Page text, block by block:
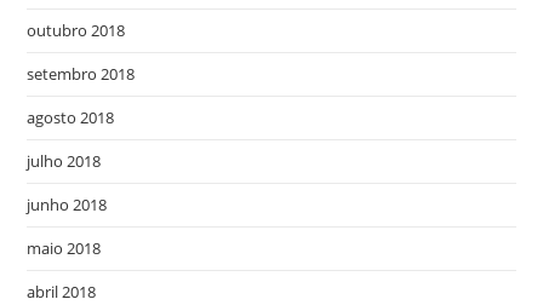
outubro 2018
setembro 2018
agosto 2018
julho 2018
junho 2018
maio 2018
abril 2018